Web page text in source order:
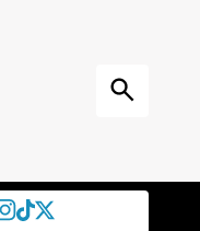
rehabilitarán su